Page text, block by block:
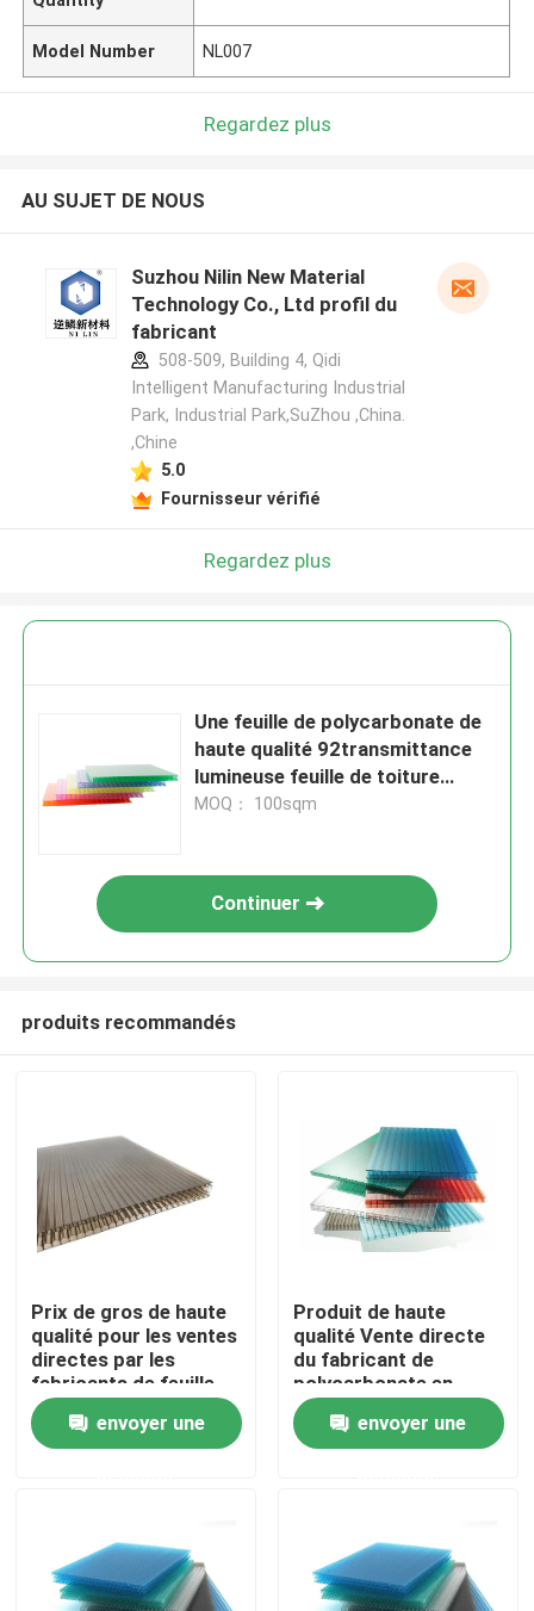
Produits
vidéos
Visite d'usine
Model Number NL007
Regardez plus
AU SUJET DE NOUS
Suzhou Nilin New Material
Technology Co., Ltd profil du
fabricant
508-509, Building 4, Qidi
Intelligent Manufacturing Industrial
Park, Industrial Park,SuZhou ,China.
,Chine
5.0
Fournisseur vérifié
Regardez plus
Une feuille de polycarbonate de
haute qualité 92transmittance
lumineuse feuille de toiture
Pannelli creuse
MOQ： 100sqm
Continuer
produits recommandés
Prix de gros de haute
qualité pour les ventes
directes par les
fabricants de feuille
creuse en
polycarbonate avec
88% de transmission
envoyer une
Produit de haute
qualité Vente directe
du fabricant de
polycarbonate en
feuille creuse en
plastiqueenvoyer une